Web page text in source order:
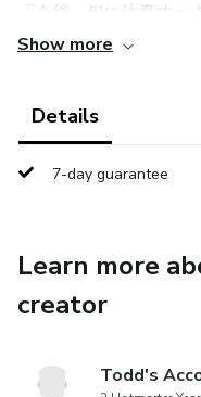
「今後、何に注意すべ
この相談では、現在の
し、
Show more
Details
7-day guarantee
Learn more
creator
Todd's